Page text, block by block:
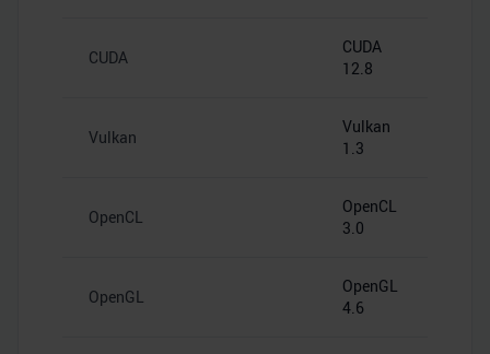
CUDA
CUDA
12.8
Vulkan
Vulkan
1.3
OpenCL
OpenCL
3.0
OpenGL
OpenGL
4.6